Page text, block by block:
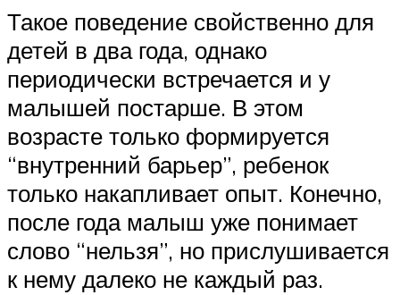
Такое поведение свойственно для
детей в два года, однако
периодически встречается и у
малышей постарше. В этом
возрасте только формируется
“внутренний барьер”, ребенок
только накапливает опыт. Конечно,
после года малыш уже понимает
слово “нельзя”, но прислушивается
к нему далеко не каждый раз.